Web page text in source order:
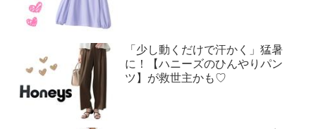
「少し動くだけで汗かく」猛暑
に！【ハニーズのひんやりパン
ツ】が救世主かも♡